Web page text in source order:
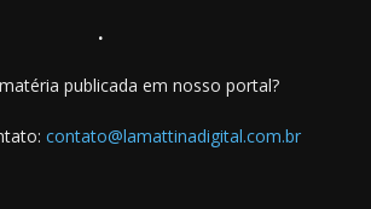
.
publicada em nosso portal?
contato@lamattinadigital.com.br